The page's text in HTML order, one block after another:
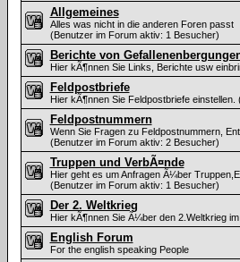
Allgemeines
Alles was nicht in die anderen Foren passt
(Benutzer im Forum aktiv: 1 Besucher)
Berichte von
Hier kÃ¶nnen Sie Links, Berichte usw
Feldpostbriefe
Hier kÃ¶nnen Sie Feldpostbriefe
Feldpostnummern
Wenn Sie Fragen zu Feldpostnummern,
(Benutzer im Forum aktiv: 2 Besucher)
Truppen und VerbÃ¤nde
Hier geht es um Anfragen Ã¼ber
(Benutzer im Forum aktiv: 1 Besucher)
Der 2. Weltkrieg
Hier kÃ¶nnen Sie Ã¼ber den 2.Weltkrieg
English Forum
For the english speaking People